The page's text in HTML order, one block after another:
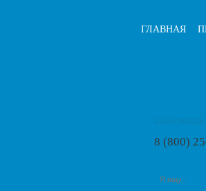
ГЛАВНАЯ
8 (800)